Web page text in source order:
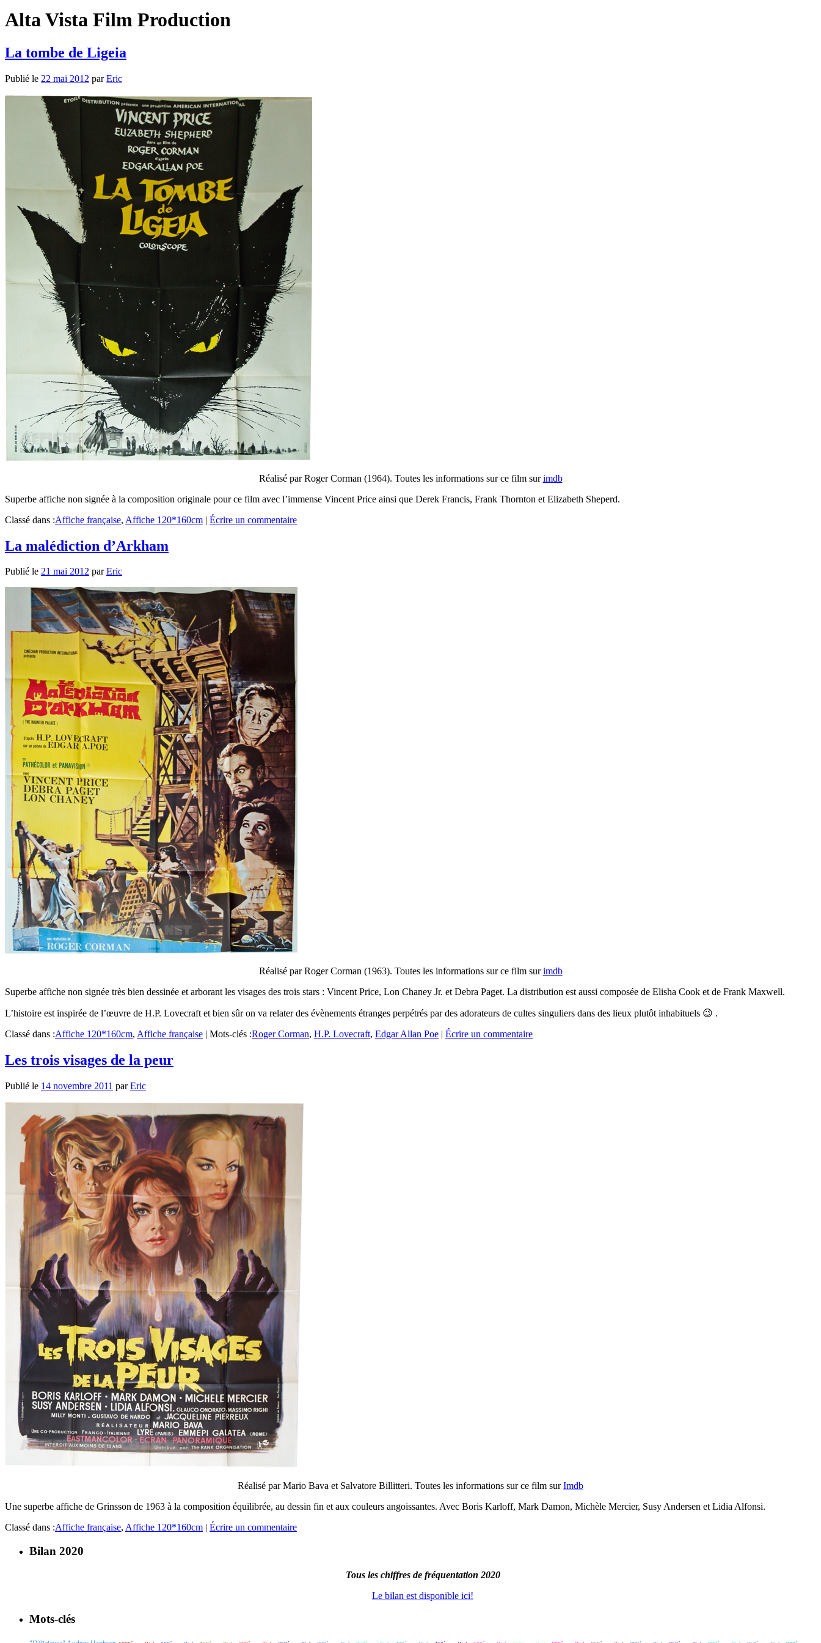
Alta Vista Film Production
La tombe de Ligeia
Publié le 22 mai 2012 parEric
Réalisé par Roger Corman (1964). Toutes les informations sur ce film surimdb
Superbe affiche non signée à la composition originale pour ce film avec l’immense Vincent Price ainsi que Derek Francis, Frank Thornton et Elizabeth Sheperd.
Classé dans :Affiche française, Affiche 120*160cm | Écrire un commentaire
La malédiction d’Arkham
Publié le 21 mai 2012 parEric
Réalisé par Roger Corman (1963). Toutes les informations sur ce film surimdb
Superbe affiche non signée très bien dessinée et arborant les visages des trois stars : Vincent Price, Lon Chaney Jr. et Debra Paget. La distribution est aussi composée de Elisha Cook et de Frank Maxwell.
L’histoire est inspirée de l’œuvre de H.P. Lovecraft et bien sûr on va relater des évènements étranges perpétrés par des adorateurs de cultes singuliers dans des lieux plutôt inhabituels 😉 .
Classé dans :Affiche 120*160cm, Affiche française | Mots-clés :Roger Corman, H.P. Lovecraft, Edgar Allan Poe | Écrire un commentaire
Les trois visages de la peur
Publié le 14 novembre 2011 parEric
Réalisé par Mario Bava et Salvatore Billitteri. Toutes les informations sur ce film surImdb
Une superbe affiche de Grinsson de 1963 à la composition équilibrée, au dessin fin et aux couleurs angoissantes. Avec Boris Karloff, Mark Damon, Michèle Mercier, Susy Andersen et Lidia Alfonsi.
Classé dans :Affiche française, Affiche 120*160cm | Écrire un commentaire
Bilan 2020
Tous les chiffres de fréquentation 2020
Le bilan est disponible ici!
Mots-clés